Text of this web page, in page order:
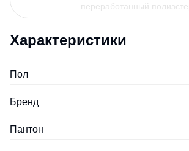
переработанный
Характеристики
Пол
Бренд
Пантон